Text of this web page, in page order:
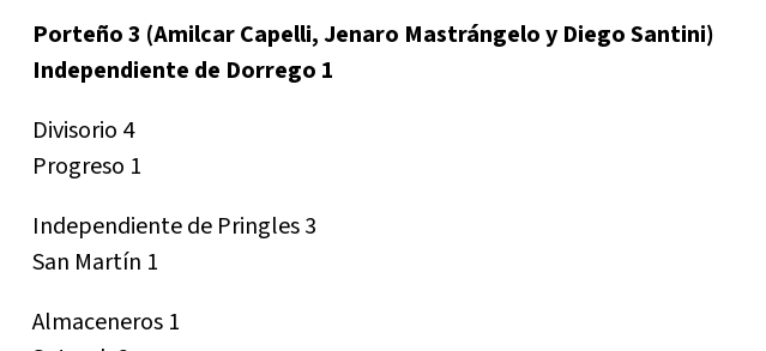
Porteño 3 (Amilcar Capelli, Jenaro Mastrángelo y Diego Santini)
Independiente de Dorrego 1
Divisorio 4
Progreso 1
Independiente de Pringles 3
San Martín 1
Almaceneros 1